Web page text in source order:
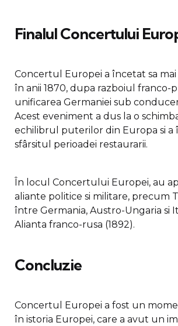
Finalul Concertului
Concertul Europei a încetat sa
în anii 1870, dupa razboiul franco-
unificarea Germaniei sub
Acest eveniment a dus la o
echilibrul puterilor din Europa si a
sfârsitul perioadei restaurarii.
În locul Concertului Europei, au
aliante politice si militare, precum
între Germania, Austro-Ungaria si
Alianta franco-rusa (1892).
Concluzie
Concertul Europei a fost un
în istoria Europei, care a avut un